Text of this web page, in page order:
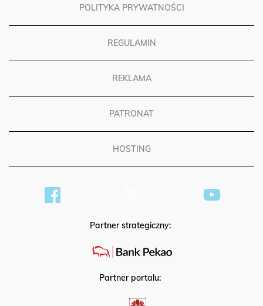
POLITYKA PRYWATNOŚCI
REGULAMIN
REKLAMA
PATRONAT
HOSTING
Partner strategiczny:
Partner portalu: